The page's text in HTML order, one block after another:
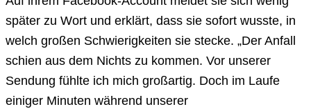
später zu Wort und erklärt, dass sie sofort wusste, in
welch großen Schwierigkeiten sie stecke. „Der Anfall
schien aus dem Nichts zu kommen. Vor unserer
Sendung fühlte ich mich großartig. Doch im Laufe
einiger Minuten während unserer